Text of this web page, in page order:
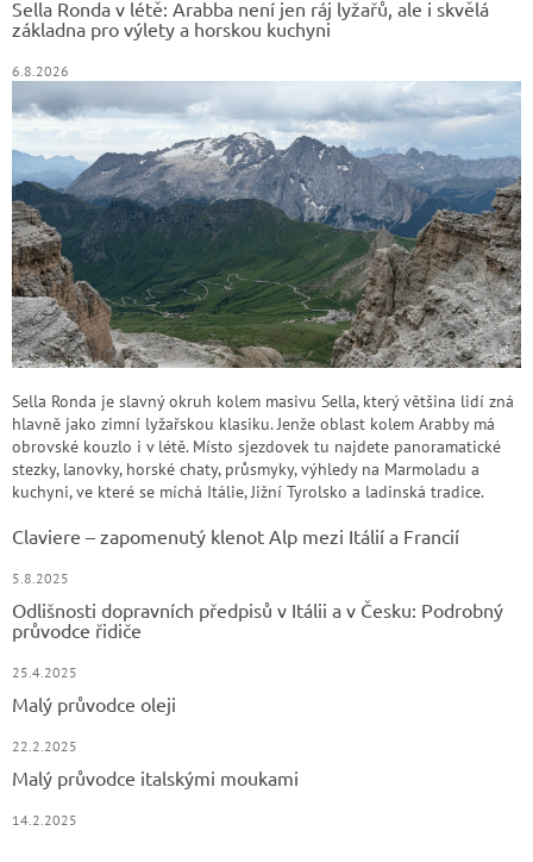
Sella Ronda v létě: Arabba není jen ráj lyžařů, ale i skvělá
základna pro výlety a horskou kuchyni
6.8.2026
Sella Ronda je slavný okruh kolem masivu Sella, který většina lidí zná
hlavně jako zimní lyžařskou klasiku. Jenže oblast kolem Arabby má
obrovské kouzlo i v létě. Místo sjezdovek tu najdete panoramatické
stezky, lanovky, horské chaty, průsmyky, výhledy na Marmoladu a
kuchyni, ve které se míchá Itálie, Jižní Tyrolsko a ladinská tradice.
Claviere – zapomenutý klenot Alp mezi Itálií a Francií
5.8.2025
Odlišnosti dopravních předpisů v Itálii a v Česku: Podrobný
průvodce řidiče
25.4.2025
Malý průvodce oleji
22.2.2025
Malý průvodce italskými moukami
14.2.2025